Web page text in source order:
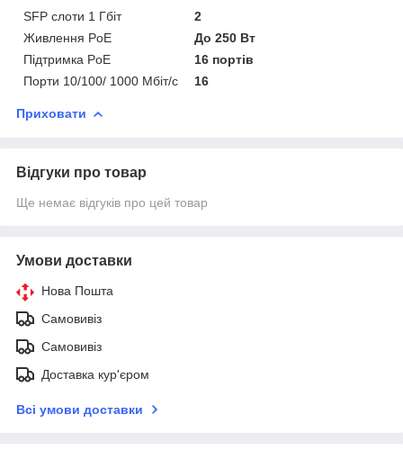
SFP слоти 1 Гбіт
2
Живлення PoE
До 250 Вт
Підтримка PoE
16 портів
Порти 10/100/ 1000 Мбіт/с
16
Приховати
Відгуки про товар
Ще немає відгуків про цей товар
Умови доставки
Нова Пошта
Самовивіз
Самовивіз
Доставка кур'єром
Всі умови доставки